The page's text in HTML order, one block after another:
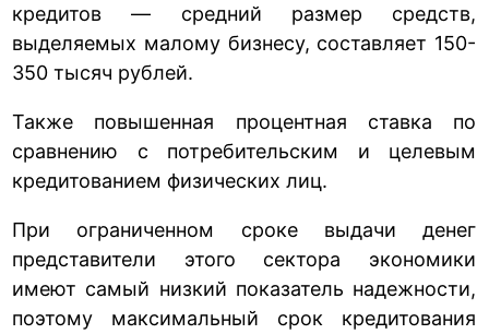
кредитов — средний размер средств,
выделяемых малому бизнесу, составляет 150-
350 тысяч рублей.
Также повышенная процентная ставка по
сравнению с потребительским и целевым
кредитованием физических лиц.
При ограниченном сроке выдачи денег
представители этого сектора экономики
имеют самый низкий показатель надежности,
поэтому максимальный срок кредитования